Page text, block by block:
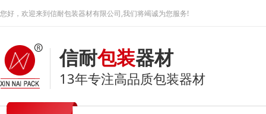
您好，欢迎来到信耐包装器材有限公司,我们将竭诚为您服务!
信耐包装器材
13年专注高品质包装器材